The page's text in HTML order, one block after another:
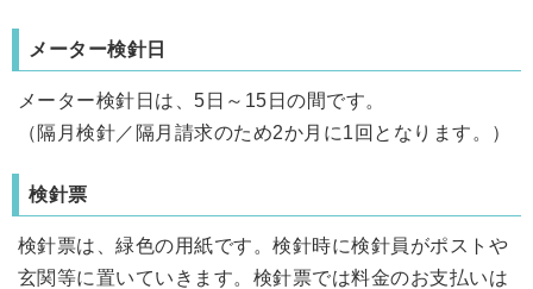
メーター検針日
メーター検針日は、5日～15日の間です。
（隔月検針／隔月請求のため2か月に1回となります。）
検針票
検針票は、緑色の用紙です。検針時に検針員がポストや
玄関等に置いていきます。検針票では料金のお支払いは